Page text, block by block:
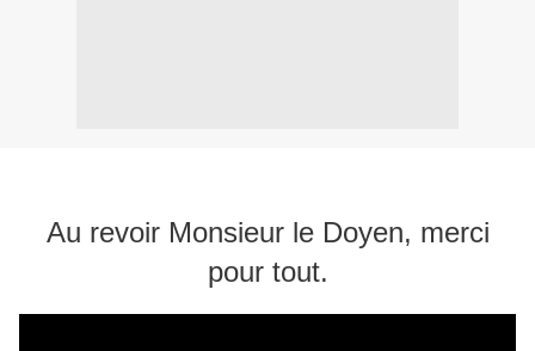
Au revoir Monsieur le Doyen, merci
pour tout.